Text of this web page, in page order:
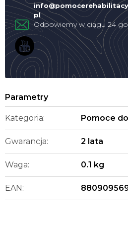
info@
pl
Kategoria: Pomoce
Gwarancja: 2 lata
Waga: 0.1 kg
EAN: